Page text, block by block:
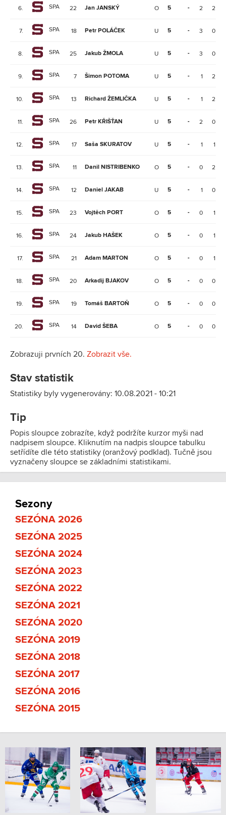
6. SPA 22 Jan JANSKÝ O 5 - 2 2
7. SPA 18 Petr POLÁČEK U 5 - 3 0
8. SPA 25 Jakub ŽMOLA U 5 - 3 0
9. SPA 7 Šimon POTOMA U 5 - 1 2
10. SPA 13 Richard ŽEMLIČKA U 5 - 1 2
11. SPA 26 Petr KŘIŠŤAN U 5 - 2 0
12. SPA 17 Saša SKURATOV U 5 - 1 1
13. SPA 11 Danil NISTRIBENKO O 5 - 0 2
14. SPA 12 Daniel JAKAB U 5 - 1 0
15. SPA 23 Vojtěch PORT O 5 - 0 1
16. SPA 24 Jakub HAŠEK O 5 - 0 1
17. SPA 21 Adam MARTON O 5 - 0 1
18. SPA 20 Arkadij BJAKOV O 5 - 0 0
19. SPA 19 Tomáš BARTOŇ O 5 - 0 0
20. SPA 14 David ŠEBA O 5 - 0 0
Zobrazuji prvních 20. Zobrazit vše.
Stav statistik
Statistiky byly vygenerovány: 10.08.2021 - 10:21
Tip
Popis sloupce zobrazíte, když podržíte kurzor myši nad
nadpisem sloupce. Kliknutím na nadpis sloupce tabulku
setřídíte dle této statistiky (oranžový podklad). Tučně jsou
vyznačeny sloupce se základními statistikami.
Sezony
SEZÓNA 2026
SEZÓNA 2025
SEZÓNA 2024
SEZÓNA 2023
SEZÓNA 2022
SEZÓNA 2021
SEZÓNA 2020
SEZÓNA 2019
SEZÓNA 2018
SEZÓNA 2017
SEZÓNA 2016
SEZÓNA 2015